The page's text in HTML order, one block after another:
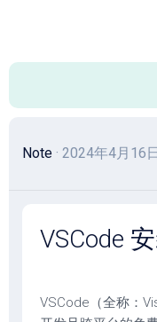
容
Note · 2024年4月16日
VSCode
VSCode（全称：